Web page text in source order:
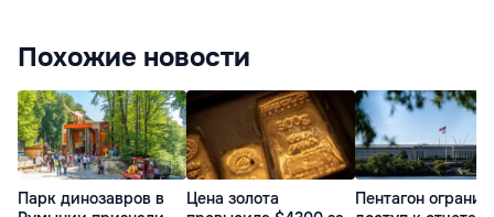
Похожие новости
Парк динозавров в
Цена золота
Пентагон